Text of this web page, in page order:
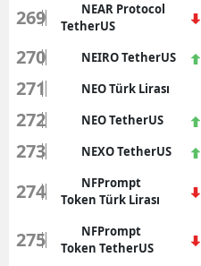
269
NEAR Protocol
TetherUS
270 NEIRO TetherUS
271 NEO Türk Lirası
272 NEO TetherUS
273 NEXO TetherUS
274
NFPrompt
Token Türk Lirası
275
NFPrompt
Token TetherUS